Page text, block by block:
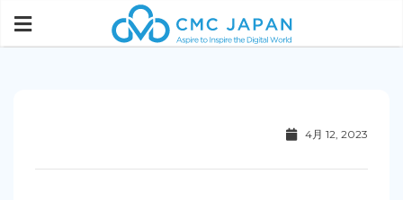
4月 12, 2023